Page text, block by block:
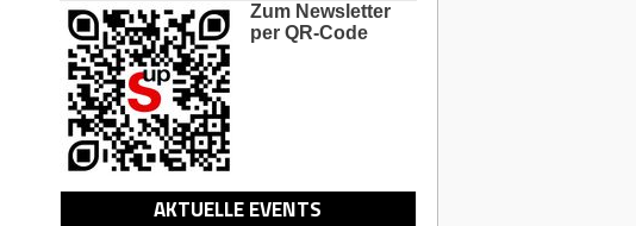
Zum Newsletter
per QR-Code
AKTUELLE EVENTS